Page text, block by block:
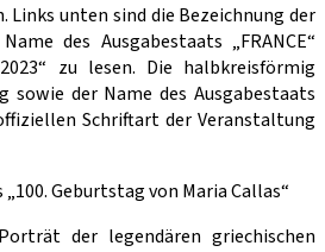
Links unten sind die Bezeichnung der
des Ausgabestaats „FRANCE“
zu lesen. Die halbkreisförmig
sowie der Name des Ausgabestaats
Schriftart der Veranstaltung
„100. Geburtstag von Maria Callas“
der legendären griechischen